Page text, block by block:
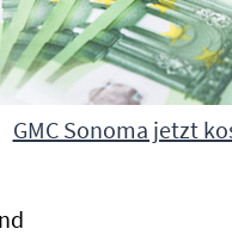
GMC Sonoma jetzt